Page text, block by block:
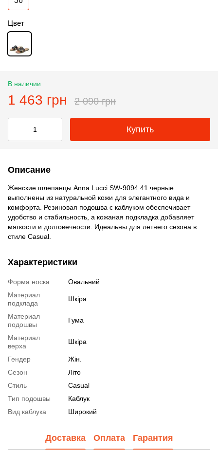
Цвет
В наличии
1 463 грн 2 090 грн
Купить
Описание
Женские шлепанцы Anna Lucci SW-9094 41 черные
выполнены из натуральной кожи для элегантного вида и
комфорта. Резиновая подошва с каблуком обеспечивает
удобство и стабильность, а кожаная подкладка добавляет
мягкости и долговечности. Идеальны для летнего сезона в
стиле Casual.
Характеристики
Форма носка
Овальний
Материал
подклада
Шкіра
Материал
подошвы
Гума
Материал
верха
Шкіра
Гендер
Жін.
Сезон
Літо
Стиль
Casual
Тип подошвы
Каблук
Вид каблука
Широкий
Доставка Оплата Гарантия